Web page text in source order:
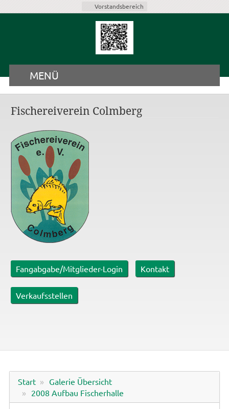
Vorstandsbereich
MENÜ
Fischereiverein Colmberg
Fangabgabe/Mitglieder-Login Kontakt
Verkaufsstellen
Start
Galerie Übersicht
2008 Aufbau Fischerhalle